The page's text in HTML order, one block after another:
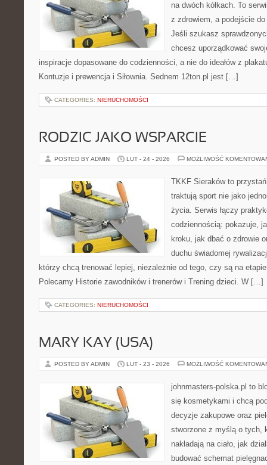
na dwóch kółkach. To
z zdrowiem, a podejście
Jeśli szukasz
chcesz uporządkować
inspiracje dopasowane do codzienności, a nie do ideałów z
Kontuzje i prewencja i Siłownia. Sednem 12ton.pl jest […]
CATEGORIES: NIERUCHOMOŚCI
RODZIC JAKO WSPARCIE
POSTED BY ADMIN LUT - 24 - 2026 MOŻLIWOŚĆ
TKKF Sieraków to
traktują sport nie jako
życia. Serwis łączy
codziennością: pokazuje,
kroku, jak dbać o zdrowie
duchu świadomej
którzy chcą trenować lepiej, niezależnie od tego, czy są na
Polecamy Historie zawodników i trenerów i Trening dzieci. W […]
CATEGORIES: NIERUCHOMOŚCI
MARY KAY (USA)
POSTED BY ADMIN LUT - 23 - 2026 MOŻLIWOŚĆ
johnmasters-polska.pl to
się kosmetykami i chcą
decyzje zakupowe oraz
stworzone z myślą o tych,
nakładają na ciało, jak
budować schemat